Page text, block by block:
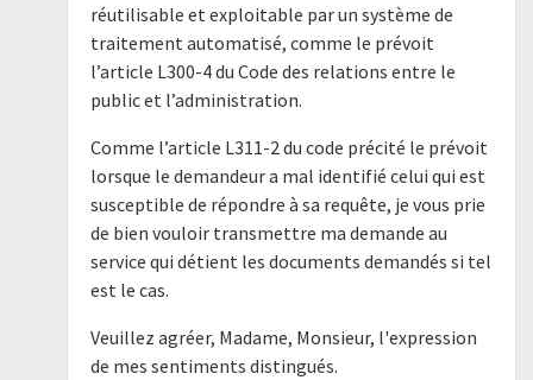
réutilisable et exploitable par un système de
traitement automatisé, comme le prévoit
l’article L300-4 du Code des relations entre le
public et l’administration.
Comme l’article L311-2 du code précité le prévoit
lorsque le demandeur a mal identifié celui qui est
susceptible de répondre à sa requête, je vous prie
de bien vouloir transmettre ma demande au
service qui détient les documents demandés si tel
est le cas.
Veuillez agréer, Madame, Monsieur, l'expression
de mes sentiments distingués.